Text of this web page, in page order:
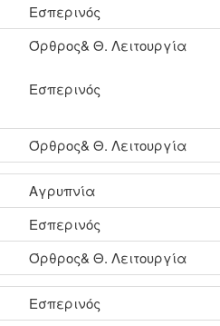
Εσπερινός
Όρθρος& Θ. Λειτουργία
Εσπερινός
Όρθρος& Θ. Λειτουργία
Αγρυπνία
Εσπερινός
Όρθρος& Θ. Λειτουργία
Εσπερινός